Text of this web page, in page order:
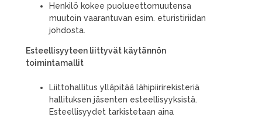
Henkilö kokee puolueettomuutensa
muutoin vaarantuvan esim. eturistiriidan
johdosta.
Esteellisyyteen liittyvät käytännön
toimintamallit
Liittohallitus ylläpitää lähipiirirekisteriä
hallituksen jäsenten esteellisyyksistä.
Esteellisyydet tarkistetaan aina